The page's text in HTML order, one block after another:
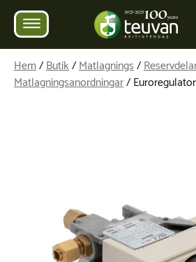
Hem/Butik/Matlagnings/
Matlagningsanordningar/